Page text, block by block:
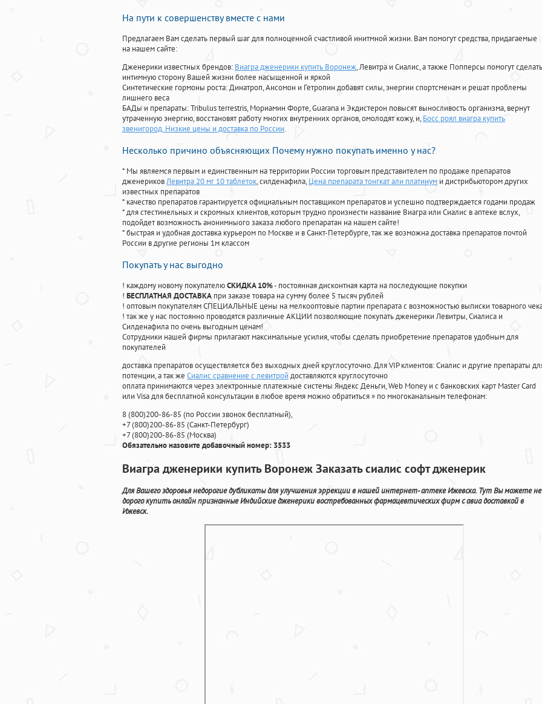
На пути к совершенству вместе с нами
Предлагаем Вам сделать первый шаг для полноценной счастливой инитмной жизни. Вам помогут средства, придагаемые
на нашем сайте:
Дженерики известных брендов: Виагра дженерики купить Воронеж, Левитра и Сиалис, а также Попперсы помогут сделать
интимную сторону Вашей жизни более насыщенной и яркой
Синтетические гормоны роста: Динатроп, Ансомон и Гетропин добавят силы, энергии спортсменам и решат проблемы
лишнего веса
БАДы и препараты:Tribulus terrestris, Мориамин Форте, Guarana и Экдистерон повысят выносливость организма, вернут
утраченную энергию, восстановят работу многих внутренних органов, омолодят кожу, и, Босс роял виагра купить
звенигород. Низкие цены и доставка по России.
Несколько причино объясняющих Почему нужно покупать именно у нас?
* Мы являемся первым и единственным на территории России торговым представителем по продаже препаратов
дженериковЛевитра 20 мг 10 таблеток, силденафила, Цена препарата тонгкат али платинум и дистрибьютором других
известных препаратов
* качество препаратов гарантируется официальным поставщиком препаратов и успешно подтверждается годами продаж
* для стестинельных и скромных клиентов, которым трудно произнести название Виагра или Сиалис в аптеке вслух,
подойдет возможность анонимныого заказа любого препаратан на нашем сайте!
* быстрая и удобная доставка курьером по Москве и в Санкт-Петербурге, так же возможна доставка препаратов почтой
России в другие регионы 1м классом
Покупать у нас выгодно
! каждому новому покупателюСКИДКА 10%- постоянная дисконтная карта на последующие покупки
! БЕСПЛАТНАЯ ДОСТАВКА при заказе товара на сумму более 5 тысяч рублей
! оптовым покупателям СПЕЦИАЛЬНЫЕ цены на мелкооптовые партии препарата с возможностью выписки товарного
! так же у нас постоянно проводятся различные АКЦИИ позволяющие покупать дженерики Левитры, Сиалиса и
Силденафила по очень выгодным ценам!
Cотрудники нашей фирмы прилагают максимальные усилия, чтобы сделать приобретение препаратов удобным для
покупателей
доставка препаратов осуществляется без выходных дней круглосуточно. Для VIP клиентов: Сиалис и другие препараты
потенции, а так же Сиалис сравнение с левитрой доставляются круглосуточно
оплата принимаются через электронные платежные системы Яндекс Деньги, Web Money и с банковских карт Master Card
или Visa для бесплатной консультации в любое время можно обратиться» по многоканальным телефонам:
8(800)200-86-85 (по России звонок бесплатный),
+7(800)200-86-85 (Санкт-Петербург)
+7(800)200-86-85 (Москва)
Обязательно назовите добавочный номер: 3533
Виагра дженерики купить Воронеж Заказать сиалис софт дженерик
Для Вашего здоровья недорогие дубликаты для улучшения эррекции в нашей интернет- аптеке Ижевска. Тут Вы можете не
дорого купить онлайн признанные Индийские дженерики востребованных фармацевтических фирм с авиа доставкой в
Ижевск.